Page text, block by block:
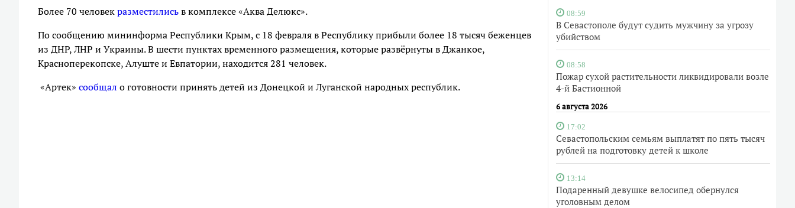
08:59
В Севастополе будут судить мужчину за угрозу
убийством
08:58
Пожар сухой растительности ликвидировали возле
4-й Бастионной
6 августа 2026
17:02
Севастопольским семьям выплатят по пять тысяч
рублей на подготовку детей к школе
13:14
Подаренный девушке велосипед обернулся
уголовным делом
Более 70 человекразместилисьв комплексе «Аква Делюкс».
По сообщению мининформа Республики Крым, с 18 февраля в Республику прибыли более 18 тысяч беженцев
из ДНР, ЛНР и Украины. В шести пунктах временного размещения, которые развёрнуты в Джанкое,
Красноперекопске, Алуште и Евпатории, находится 281 человек.
«Артек» сообщал о готовности принять детей из Донецкой и Луганской народных республик.